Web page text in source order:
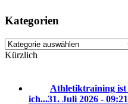
Kategorien
Kategorien
Kürzlich
Athletiktraining ist
ich...31. Juli 2026 - 09:21